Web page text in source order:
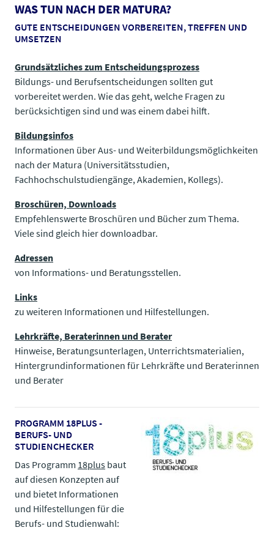
WAS TUN NACH DER MATURA?
GUTE ENTSCHEIDUNGEN VORBEREITEN, TREFFEN UND
UMSETZEN
Grundsätzliches zum Entscheidungsprozess
Bildungs- und Berufsentscheidungen sollten gut
vorbereitet werden. Wie das geht, welche Fragen zu
berücksichtigen sind und was einem dabei hilft.
Bildungsinfos
Informationen über Aus- und Weiterbildungsmöglichkeiten
nach der Matura (Universitätsstudien,
Fachhochschulstudiengänge, Akademien, Kollegs).
Broschüren, Downloads
Empfehlenswerte Broschüren und Bücher zum Thema.
Viele sind gleich hier downloadbar.
Adressen
von Informations- und Beratungsstellen.
Links
zu weiteren Informationen und Hilfestellungen.
Lehrkräfte, Beraterinnen und Berater
Hinweise, Beratungsunterlagen, Unterrichtsmaterialien,
Hintergrundinformationen für Lehrkräfte und Beraterinnen
und Berater
PROGRAMM 18PLUS -
BERUFS- UND
STUDIENCHECKER
Das Programm 18plus baut
auf diesen Konzepten auf
und bietet Informationen
und Hilfestellungen für die
Berufs- und Studienwahl: